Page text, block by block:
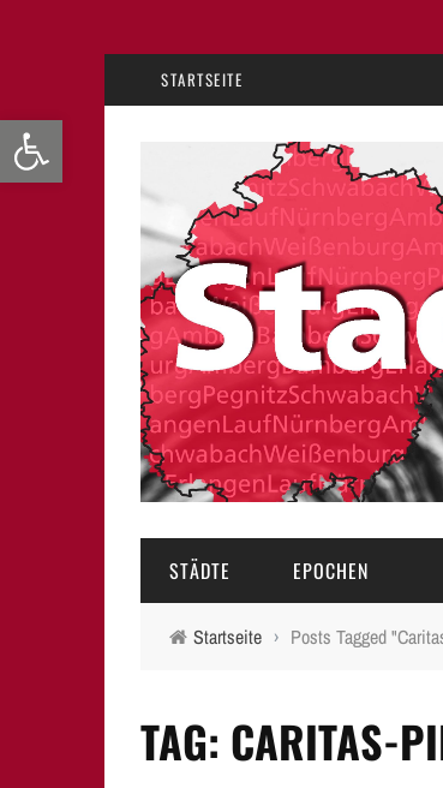
Werkzeugleiste öffnen
STARTSEITE
STÄDTE
BAMBERG
EPOCHEN
16.-18. JAHRHUNDERT
Startseite › Posts Tagged
TAG: CARITAS-